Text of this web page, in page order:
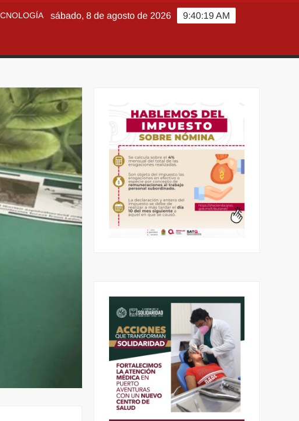
9:40:21 AM
sábado, 8 de agosto de 2026